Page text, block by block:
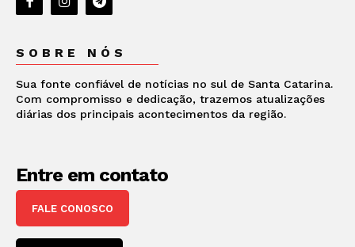
SOBRE NÓS
Sua fonte confiável de notícias no sul de Santa Catarina.
Com compromisso e dedicação, trazemos atualizações
diárias dos principais acontecimentos da região.
Entre em contato
FALE CONOSCO